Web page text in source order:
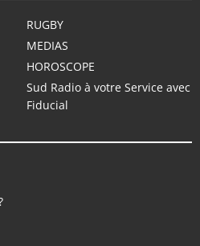
RUGBY
MEDIAS
HOROSCOPE
Sud Radio à votre Service avec
Fiducial